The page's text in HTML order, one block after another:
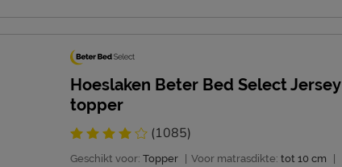
Hoeslaken Beter Bed Select Jersey
topper
(1085)
Geschikt voor: Topper | Voor matrasdikte: tot 10 cm
|